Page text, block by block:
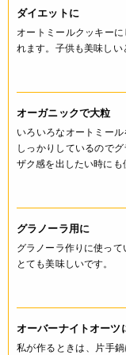
※製造日を起点とした
製造日から12ヶ月
なし(特定原材料8品
コンタミネーション
* この商品の製造
す。
栄養成分表示
(100gあたり) エネ
炭水化物 66g 食
10g
注意事項
ダイエットに
オートミールクッキー
れます。子供も美味しい
オーガニックで大粒
いろいろなオートミー
しっかりしているので
ザク感を出したい時にも
グラノーラ用に
グラノーラ作りに使って
とても美味しいです。
オーバーナイトオーツ
私が作るときは、片手